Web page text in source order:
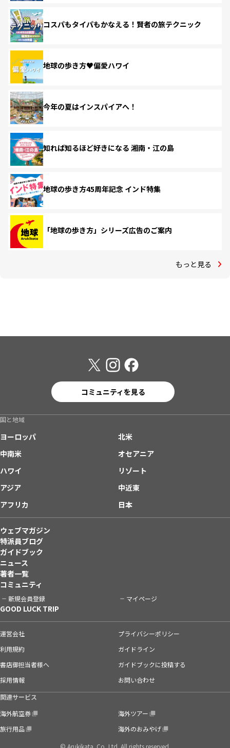
コスパもタイパもかなえる！賢者の旅テクニック
地球の歩き方♥偏愛ハワイ
今年の夏はインスパイアへ！
知れば知るほど好きになる 湘南・江の島
地球の歩き方45周年記念 インド特集
「地球の歩き方」シリーズ広告のご案内
もっと見る
コミュニティを見る
国と地域
ヨーロッパ
北米
中南米
オセアニア
ハワイ
リゾート
アジア
中近東
アフリカ
日本
ウェブマガジン
特派員ブログ
ガイドブック
ニュース
著者一覧
コミュニティ
新規会員登録 マイページ
GOOD LUCK TRIP
運営会社
プライバシーポリシー
利用規約
ガイドライン
書店御担当者様へ
ガイドブックに投稿する
採用情報
お問い合わせ
関連サービス
海外航空券
海外ツアー
旅行用品
海外のおみやげ
© Arukikata. Co.,Ltd. All rights reserved.